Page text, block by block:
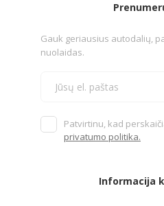
Gauk geriausius autodalių,
nuolaidas.
Patvirtinu, kad
privatumo politika.
Informacija